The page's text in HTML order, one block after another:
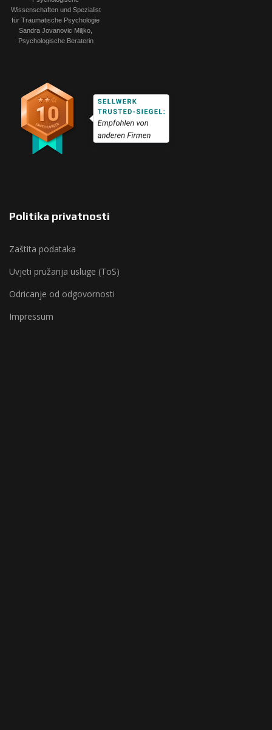
Politika privatnosti
Zaštita podataka
Uvjeti pružanja usluge (ToS)
Odricanje od odgovornosti
Impressum